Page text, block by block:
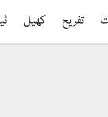
تفریح کھیل